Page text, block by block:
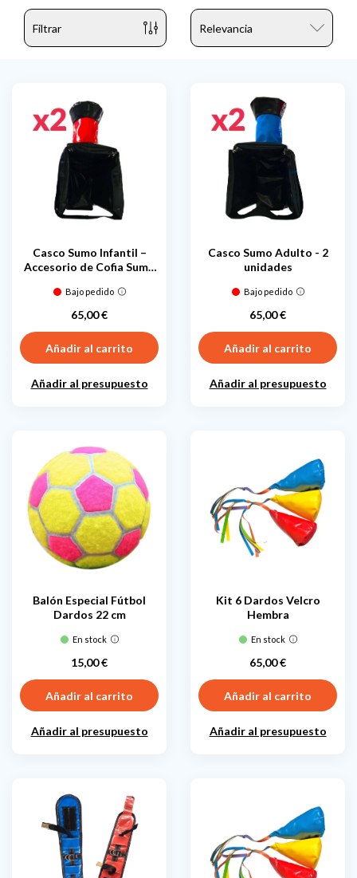
Filtrar
Casco Sumo Infantil –
Accesorio de Cofia Sumo
Bajo pedido
Precio
65,00 €
Añadir al carrito
Añadir al presupuesto
Casco Sumo Adulto - 2
unidades
Bajo pedido
Precio
65,00 €
Añadir al carrito
Añadir al presupuesto
Balón Especial Fútbol
Dardos 22 cm
En stock
Precio
15,00 €
Añadir al carrito
Añadir al presupuesto
Kit 6 Dardos Velcro
Hembra
En stock
Precio
65,00 €
Añadir al carrito
Añadir al presupuesto